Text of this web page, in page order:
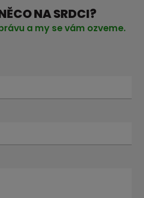
NA SRDCI?
a my se vám ozveme.